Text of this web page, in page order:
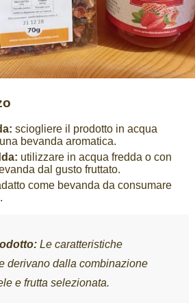
sciogliere il prodotto in acqua
bevanda aromatica.
utilizzare in acqua fredda o con
dal gusto fruttato.
come bevanda da consumare
Le caratteristiche
derivano dalla combinazione
e frutta selezionata.